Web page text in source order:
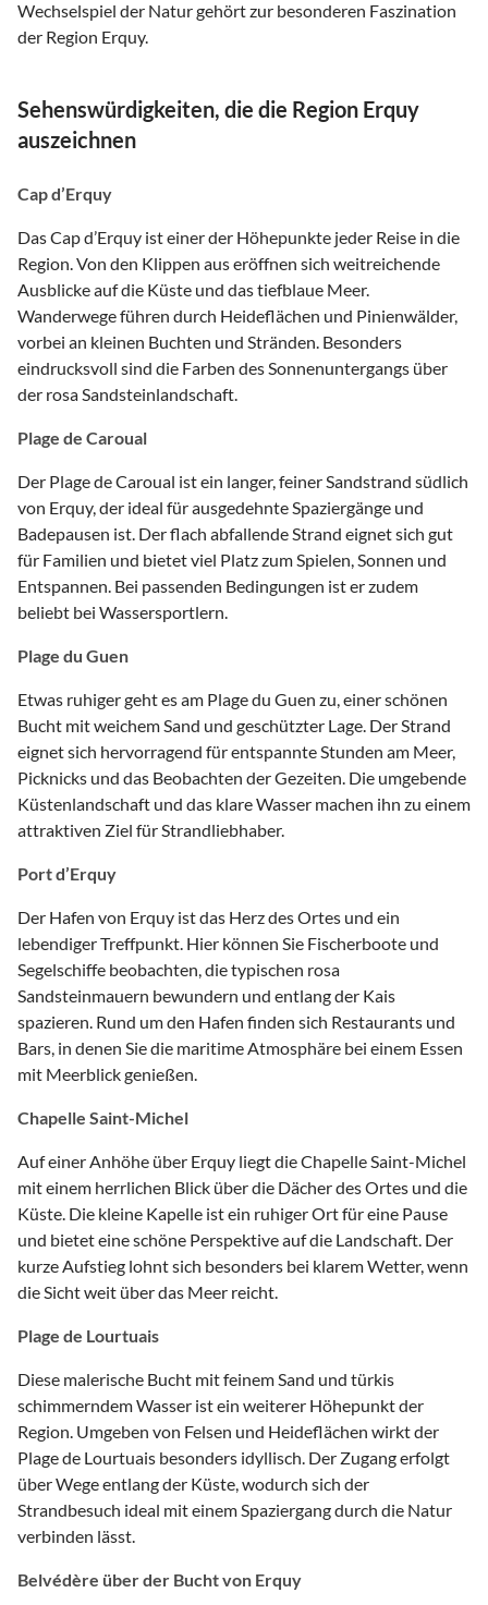
Wechselspiel der Natur gehört zur besonderen Faszination
der Region Erquy.
Sehenswürdigkeiten, die die Region Erquy
auszeichnen
Cap d’Erquy
Das Cap d’Erquy ist einer der Höhepunkte jeder Reise in die
Region. Von den Klippen aus eröffnen sich weitreichende
Ausblicke auf die Küste und das tiefblaue Meer.
Wanderwege führen durch Heideflächen und Pinienwälder,
vorbei an kleinen Buchten und Stränden. Besonders
eindrucksvoll sind die Farben des Sonnenuntergangs über
der rosa Sandsteinlandschaft.
Plage de Caroual
Der Plage de Caroual ist ein langer, feiner Sandstrand südlich
von Erquy, der ideal für ausgedehnte Spaziergänge und
Badepausen ist. Der flach abfallende Strand eignet sich gut
für Familien und bietet viel Platz zum Spielen, Sonnen und
Entspannen. Bei passenden Bedingungen ist er zudem
beliebt bei Wassersportlern.
Plage du Guen
Etwas ruhiger geht es am Plage du Guen zu, einer schönen
Bucht mit weichem Sand und geschützter Lage. Der Strand
eignet sich hervorragend für entspannte Stunden am Meer,
Picknicks und das Beobachten der Gezeiten. Die umgebende
Küstenlandschaft und das klare Wasser machen ihn zu einem
attraktiven Ziel für Strandliebhaber.
Port d’Erquy
Der Hafen von Erquy ist das Herz des Ortes und ein
lebendiger Treffpunkt. Hier können Sie Fischerboote und
Segelschiffe beobachten, die typischen rosa
Sandsteinmauern bewundern und entlang der Kais
spazieren. Rund um den Hafen finden sich Restaurants und
Bars, in denen Sie die maritime Atmosphäre bei einem Essen
mit Meerblick genießen.
Chapelle Saint-Michel
Auf einer Anhöhe über Erquy liegt die Chapelle Saint-Michel
mit einem herrlichen Blick über die Dächer des Ortes und die
Küste. Die kleine Kapelle ist ein ruhiger Ort für eine Pause
und bietet eine schöne Perspektive auf die Landschaft. Der
kurze Aufstieg lohnt sich besonders bei klarem Wetter, wenn
die Sicht weit über das Meer reicht.
Plage de Lourtuais
Diese malerische Bucht mit feinem Sand und türkis
schimmerndem Wasser ist ein weiterer Höhepunkt der
Region. Umgeben von Felsen und Heideflächen wirkt der
Plage de Lourtuais besonders idyllisch. Der Zugang erfolgt
über Wege entlang der Küste, wodurch sich der
Strandbesuch ideal mit einem Spaziergang durch die Natur
verbinden lässt.
Belvédère über der Bucht von Erquy